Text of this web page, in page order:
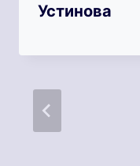
Устинова